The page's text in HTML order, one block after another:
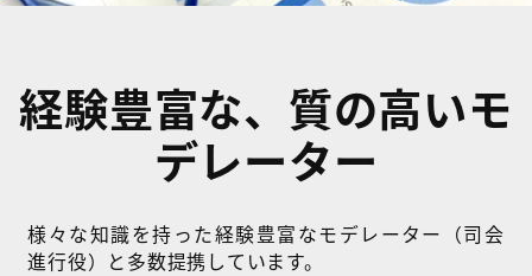
経験豊富な、質の高いモ
デレーター
様々な知識を持った経験豊富なモデレーター（司会
進行役）と多数提携しています。